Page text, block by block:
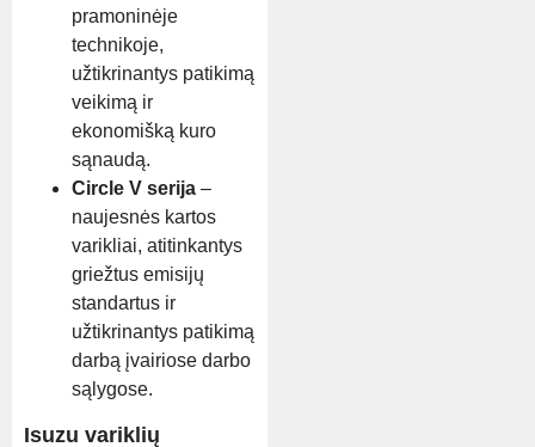
pramoninėje
technikoje,
užtikrinantys patikimą
veikimą ir
ekonomišką kuro
sąnaudą.
Circle V serija –
naujesnės kartos
varikliai, atitinkantys
griežtus emisijų
standartus ir
užtikrinantys patikimą
darbą įvairiose darbo
sąlygose.
Isuzu variklių